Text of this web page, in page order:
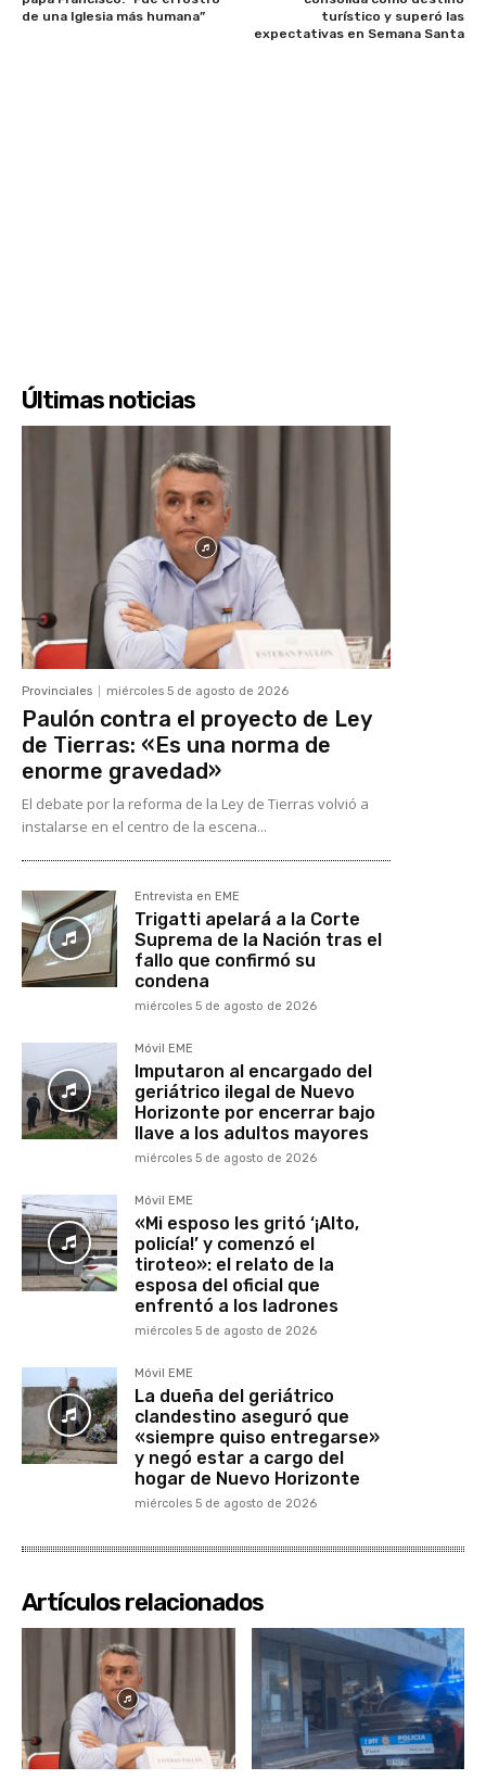
de una Iglesia más humana”
turístico y superó las
expectativas en Semana Santa
Últimas noticias
Provinciales miércoles 5 de agosto de 2026
Paulón contra el proyecto de Ley
de Tierras: «Es una norma de
enorme gravedad»
El debate por la reforma de la Ley de Tierras volvió a
instalarse en el centro de la escena...
Entrevista en EME
Trigatti apelará a la Corte
Suprema de la Nación tras el
fallo que confirmó su
condena
miércoles 5 de agosto de 2026
Móvil EME
Imputaron al encargado del
geriátrico ilegal de Nuevo
Horizonte por encerrar bajo
llave a los adultos mayores
miércoles 5 de agosto de 2026
Móvil EME
«Mi esposo les gritó ‘¡Alto,
policía!’ y comenzó el
tiroteo»: el relato de la
esposa del oficial que
enfrentó a los ladrones
miércoles 5 de agosto de 2026
Móvil EME
La dueña del geriátrico
clandestino aseguró que
«siempre quiso entregarse»
y negó estar a cargo del
hogar de Nuevo Horizonte
miércoles 5 de agosto de 2026
Artículos relacionados